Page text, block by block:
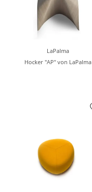
LaPalma
Hocker "AP" von LaPalma